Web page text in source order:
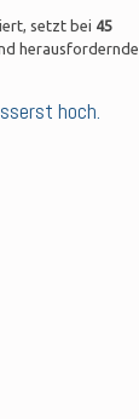
setzt bei 45
herausfordernde
hoch.